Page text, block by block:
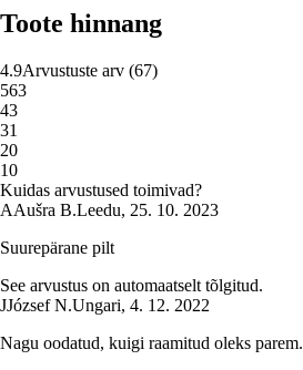
Toote hinnang
4.9Arvustuste arv (67)
563
43
31
20
10
Kuidas arvustused toimivad?
AAušra B.Leedu, 25. 10. 2023
Suurepärane pilt
See arvustus on automaatselt tõlgitud.
JJózsef N.Ungari, 4. 12. 2022
Nagu oodatud, kuigi raamitud oleks parem.